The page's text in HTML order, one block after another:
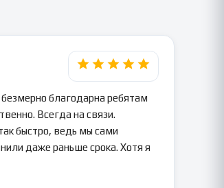
благодарна ребятам
Всегда на связи.
быстро, ведь мы сами
даже раньше срока. Хотя я